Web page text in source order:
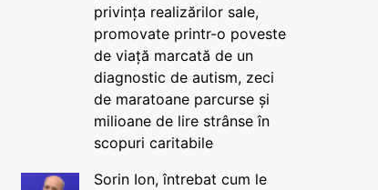
privința realizărilor sale,
promovate printr-o poveste
de viață marcată de un
diagnostic de autism, zeci
de maratoane parcurse și
milioane de lire strânse în
scopuri caritabile
Sorin Ion, întrebat cum le